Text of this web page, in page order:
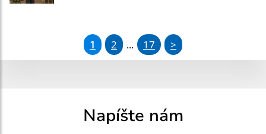
1 2 ... 17 >
Napíšte nám